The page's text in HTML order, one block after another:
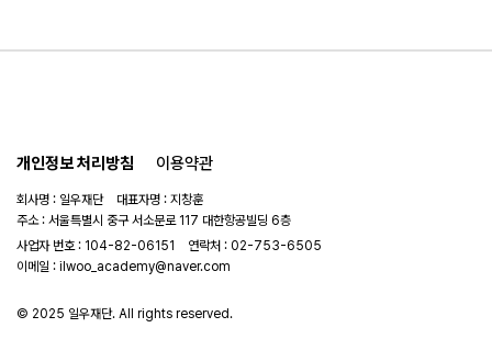
개인정보 처리방침 이용약관
회사명 : 일우재단 대표자명 : 지창훈
주소 : 서울특별시 중구 서소문로 117 대한항공빌딩 6층
사업자 번호 : 104-82-06151
연락처 : 02-753-6505
이메일 : ilwoo_academy@naver.com
© 2025 일우재단. All rights reserved.